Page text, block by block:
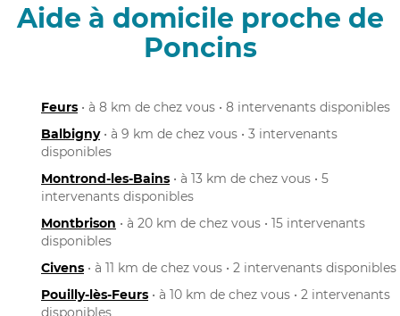
Aide à domicile proche de
Poncins
Feurs • à 8 km de chez vous • 8 intervenants disponibles
Balbigny• à 9 km de chez vous • 3 intervenants
disponibles
Montrond-les-Bains • à 13 km de chez vous • 5
intervenants disponibles
Montbrison • à 20 km de chez vous • 15 intervenants
disponibles
Civens • à 11 km de chez vous • 2 intervenants disponibles
Pouilly-lès-Feurs • à 10 km de chez vous • 2 intervenants
disponibles